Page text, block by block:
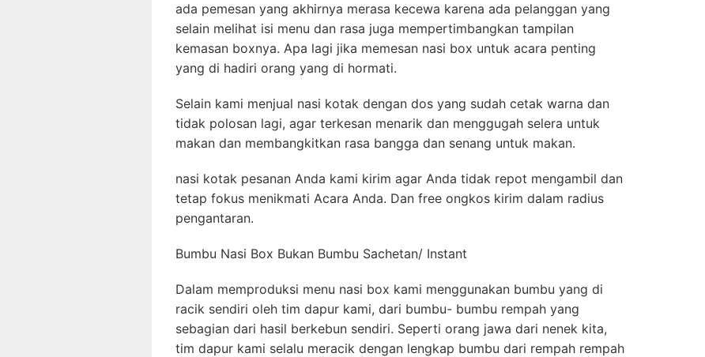
ada pemesan yang akhirnya merasa kecewa karena ada pelanggan yang
selain melihat isi menu dan rasa juga mempertimbangkan tampilan
kemasan boxnya. Apa lagi jika memesan nasi box untuk acara penting
yang di hadiri orang yang di hormati.
Selain kami menjual nasi kotak dengan dos yang sudah cetak warna dan
tidak polosan lagi, agar terkesan menarik dan menggugah selera untuk
makan dan membangkitkan rasa bangga dan senang untuk makan.
nasi kotak pesanan Anda kami kirim agar Anda tidak repot mengambil dan
tetap fokus menikmati Acara Anda. Dan free ongkos kirim dalam radius
pengantaran.
Bumbu Nasi Box Bukan Bumbu Sachetan/ Instant
Dalam memproduksi menu nasi box kami menggunakan bumbu yang di
racik sendiri oleh tim dapur kami, dari bumbu- bumbu rempah yang
sebagian dari hasil berkebun sendiri. Seperti orang jawa dari nenek kita,
tim dapur kami selalu meracik dengan lengkap bumbu dari rempah rempah